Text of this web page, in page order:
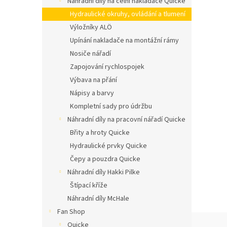
Hydraulické okruhy, ovládání a tlumení
Výložníky ALÖ
Upínání nakladače na montážní rámy
Nosiče nářadí
Zapojování rychlospojek
Výbava na přání
Nápisy a barvy
Kompletní sady pro údržbu
Náhradní díly na pracovní nářadí Quicke
Břity a hroty Quicke
Hydraulické prvky Quicke
Čepy a pouzdra Quicke
Náhradní díly Hakki Pilke
Štípací kříže
Náhradní díly McHale
Fan Shop
Quicke